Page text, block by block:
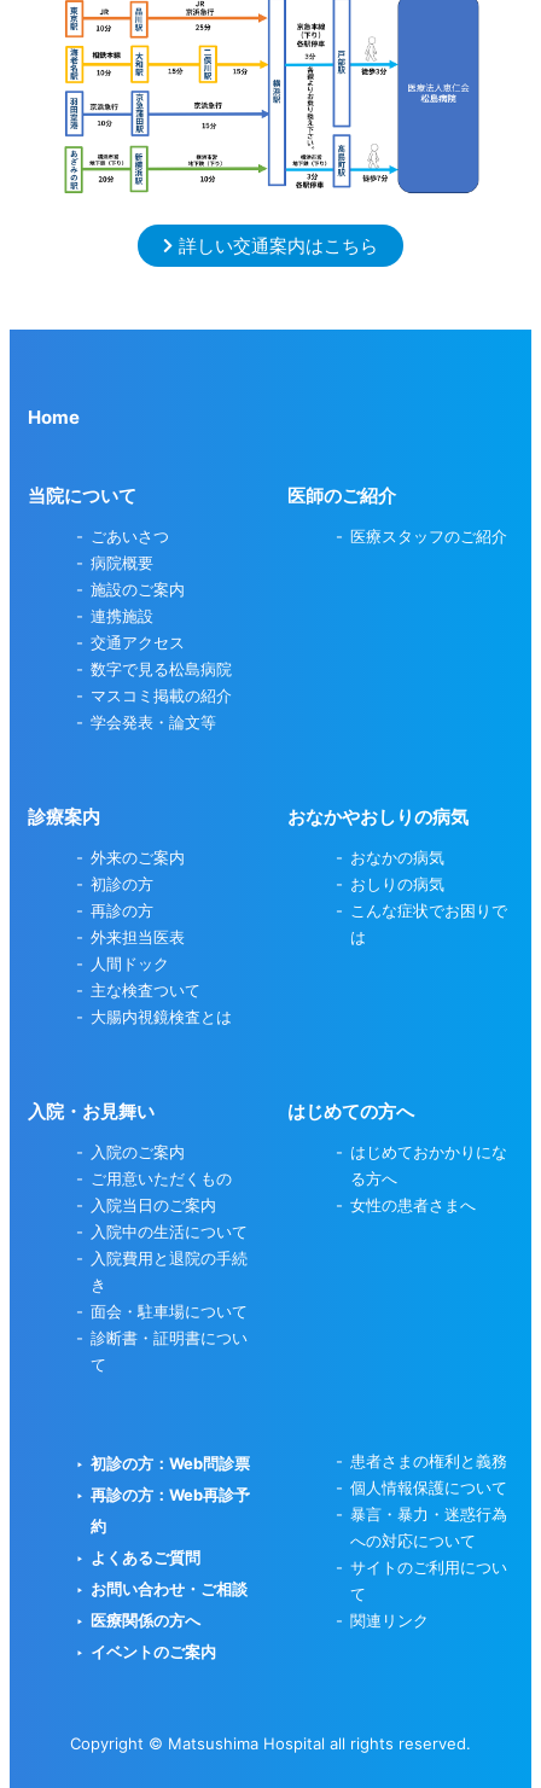
詳しい交通案内はこちら
Home
当院について
ごあいさつ
病院概要
施設のご案内
連携施設
交通アクセス
数字で見る松島病院
マスコミ掲載の紹介
学会発表・論文等
医師のご紹介
医療スタッフのご紹介
診療案内
外来のご案内
初診の方
再診の方
外来担当医表
人間ドック
主な検査ついて
大腸内視鏡検査とは
おなかやおしりの病気
おなかの病気
おしりの病気
こんな症状でお困りで
は
入院・お見舞い
入院のご案内
ご用意いただくもの
入院当日のご案内
入院中の生活について
入院費用と退院の手続
き
面会・駐車場について
診断書・証明書につい
て
はじめての方へ
はじめておかかりにな
る方へ
女性の患者さまへ
初診の方：Web問診票
再診の方：Web再診予
約
よくあるご質問
お問い合わせ・ご相談
医療関係の方へ
イベントのご案内
患者さまの権利と義務
個人情報保護について
暴言・暴力・迷惑行為
への対応について
サイトのご利用につい
て
関連リンク
Copyright © Matsushima Hospital all rights reserved.